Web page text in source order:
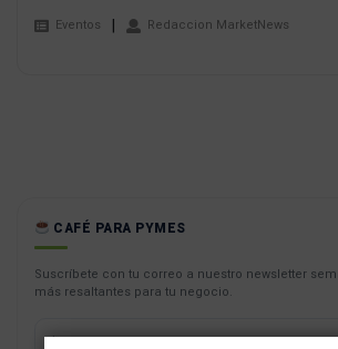
Eventos Redaccion MarketNews
CAFÉ PARA PYMES
Suscríbete con tu correo a nuestro newsletter
más resaltantes para tu negocio.